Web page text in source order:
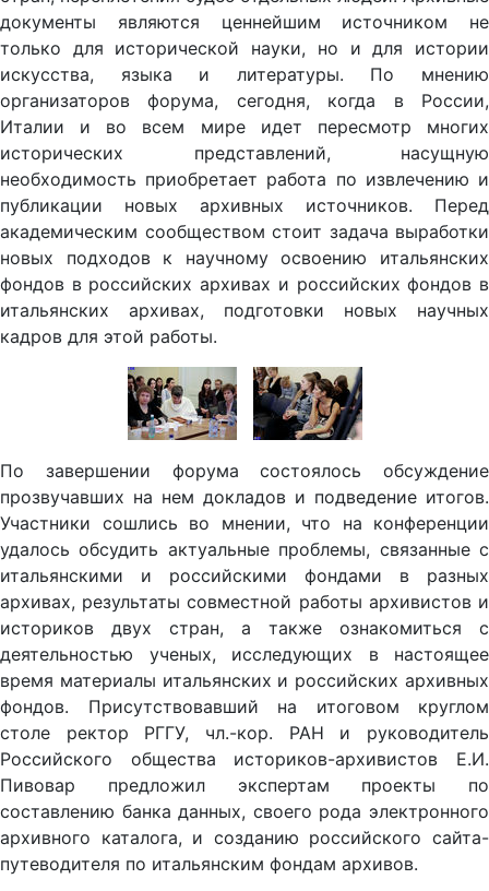
документы являются ценнейшим источником не
только для исторической науки, но и для истории
искусства, языка и литературы. По мнению
организаторов форума, сегодня, когда в России,
Италии и во всем мире идет пересмотр многих
исторических представлений, насущную
необходимость приобретает работа по извлечению и
публикации новых архивных источников. Перед
академическим сообществом стоит задача выработки
новых подходов к научному освоению итальянских
фондов в российских архивах и российских фондов в
итальянских архивах, подготовки новых научных
кадров для этой работы.
По завершении форума состоялось обсуждение
прозвучавших на нем докладов и подведение итогов.
Участники сошлись во мнении, что на конференции
удалось обсудить актуальные проблемы, связанные с
итальянскими и российскими фондами в разных
архивах, результаты совместной работы архивистов и
историков двух стран, а также ознакомиться с
деятельностью ученых, исследующих в настоящее
время материалы итальянских и российских архивных
фондов. Присутствовавший на итоговом круглом
столе ректор РГГУ, чл.-кор. РАН и руководитель
Российского общества историков-архивистов Е.И.
Пивовар предложил экспертам проекты по
составлению банка данных, своего рода электронного
архивного каталога, и созданию российского сайта-
путеводителя по итальянским фондам архивов.